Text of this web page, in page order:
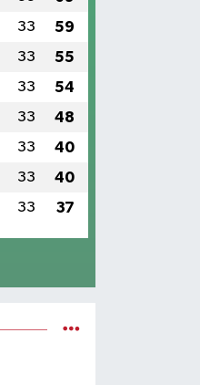
33 59
33 55
33 54
33 48
33 40
33 40
33 37